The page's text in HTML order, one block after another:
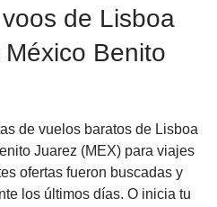
de Lisboa
Benito
de vuelos baratos de Lisboa
Juarez (MEX) para viajes
ofertas fueron buscadas y
los últimos días. O inicia tu